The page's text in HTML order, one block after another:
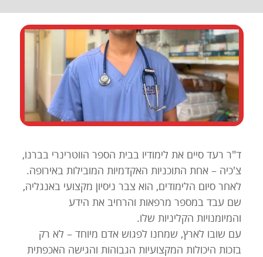
ד"ר רעד סיים את לימודיו בבית הספר הווטרינרי בברנו,
צ'כיה – אחת התוכניות האקדמיות המובילות באירופה.
לאחר סיום הלימודים, הוא צבר ניסיון מקצועי באנגליה,
שם עבד במספר מרפאות והרחיב את הידע
והמיומנויות הקליניות שלו.
עם שובו לארץ, שמחנו לפגוש אדם מיוחד – לא רק
בזכות היכולות המקצועיות הגבוהות והגישה האכפתית